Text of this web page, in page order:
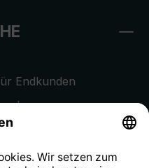
Endkunden